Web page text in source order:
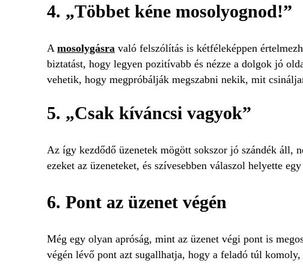
4. „Többet kéne mosolyognod!”
A mosolygásra való felszólítás is kétféleképpen
biztatást, hogy legyen pozitívabb és nézze a dolgok jó
vehetik, hogy megpróbálják megszabni nekik, mit
5. „Csak kíváncsi vagyok”
Az így kezdődő üzenetek mögött sokszor jó szándék áll,
ezeket az üzeneteket, és szívesebben válaszol helyette
6. Pont az üzenet végén
Még egy olyan apróság, mint az üzenet végi pont is
végén lévő pont azt sugallhatja, hogy a feladó túl